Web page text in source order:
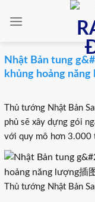
Nhật Bản tung
khủng hoảng năng
Thủ tướng Nhật Bản
phủ sẽ xây dựng gói
với quy mô hơn 3.000
Thủ tướng Nhật Bản